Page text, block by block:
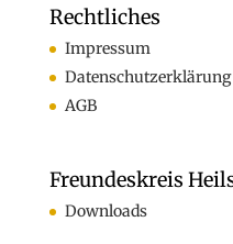
Rechtliches
Impressum
Datenschutzerklärung
AGB
Freundeskreis
Downloads